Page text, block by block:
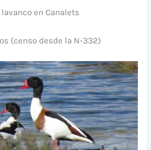
en Canalets
(censo desde la N-332)